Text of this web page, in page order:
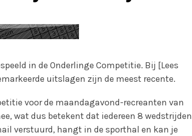
in de Onderlinge Competitie. Bij [Lees
uitslagen zijn de meest recente.
voor de maandagavond-recreanten van
wat dus betekent dat iedereen 8 wedstrijden
verstuurd, hangt in de sporthal en kan je